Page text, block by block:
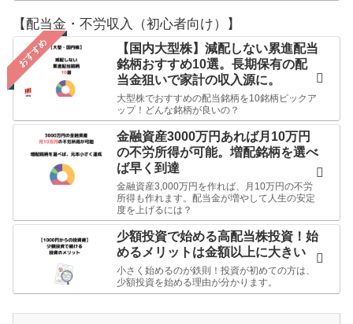
【配当金・不労収入（初心者向け）】
おすすめ
【国内大型株】減配しない累進配当
銘柄おすすめ10選。長期保有の配
当金狙いで家計の収入源に。
大型株でおすすめの配当銘柄を10銘柄ピックア
ップ！どんな銘柄が良いの？
金融資産3000万円あれば月10万円
の不労所得が可能。増配銘柄を選べ
ば早く到達
金融資産3,000万円を作れば、月10万円の不労
所得も作れます。配当金が増やして人生の安定
度を上げるには？
少額投資で始める高配当株投資！始
めるメリットは金額以上に大きい
小さく始めるのが鉄則！投資が初めての方は、
少額投資を始める理由が分かります。